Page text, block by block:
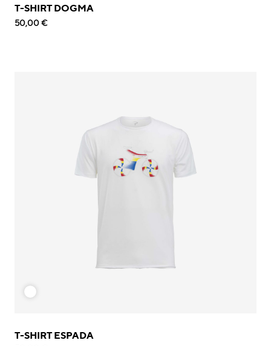
T-SHIRT DOGMA
50,00 €
T-SHIRT ESPADA